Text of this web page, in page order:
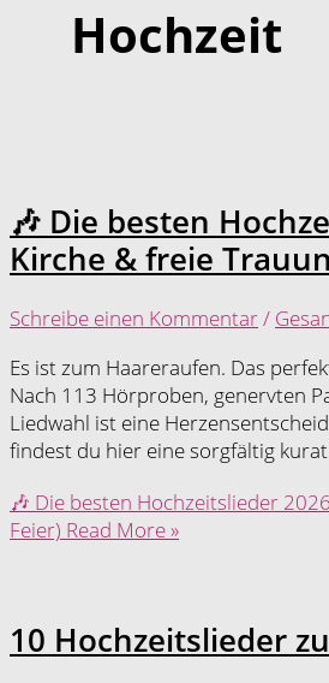
Hochzeit
🎶 Die besten
Kirche & freie
Schreibe einen Kommentar/
Es ist zum Haareraufen. Das
Nach 113 Hörproben, genervten
Liedwahl ist eine
findest du hier eine sorgfältig
🎶 Die besten Hochzeitslieder
Feier) Read More »
10 Hochzeitslieder